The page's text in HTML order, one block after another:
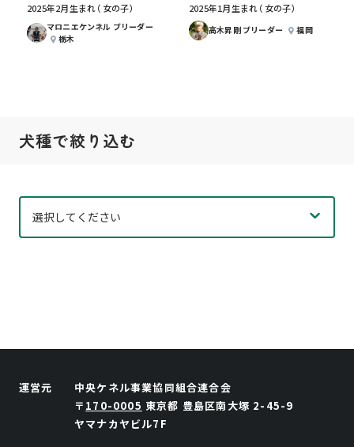
2025年2月生まれ （女の子）
マロニエケンネル ブリーダー
栃木
2025年1月生まれ （女の子）
高木昇剛 ブリーダー 福岡
犬種で絞り込む
運営元
中央ケネル事業協同組合連合会
〒 170-0005 東京都 豊島区南大塚 2-45-9
ヤマナカヤビル7F